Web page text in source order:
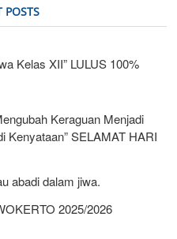
POSTS
Kelas XII” LULUS 100%
Keraguan Menjadi
Kenyataan” SELAMAT HARI
abadi dalam jiwa.
2025/2026